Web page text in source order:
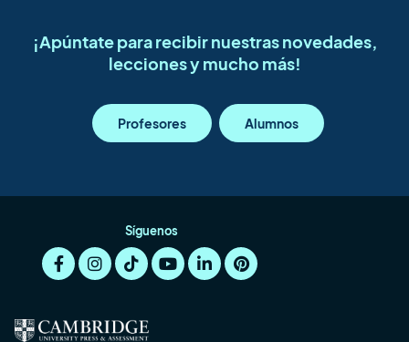
¡Apúntate para recibir nuestras novedades,
lecciones y mucho más!
Profesores Alumnos
Síguenos